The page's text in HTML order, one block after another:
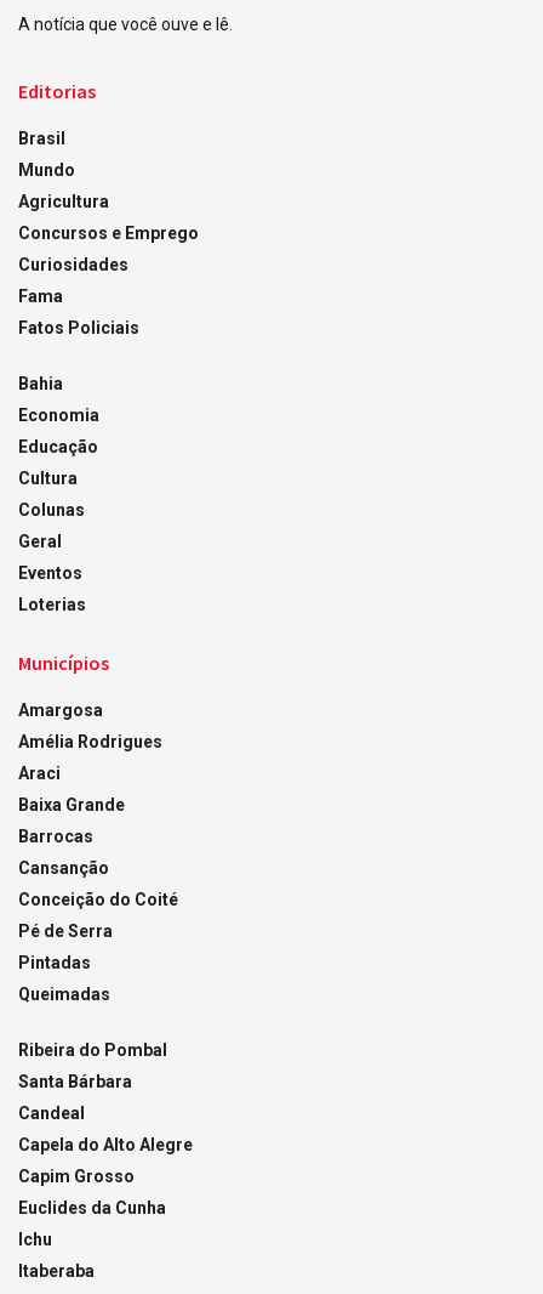
A notícia que você ouve e lê.
Editorias
Brasil
Mundo
Agricultura
Concursos e Emprego
Curiosidades
Fama
Fatos Policiais
Bahia
Economia
Educação
Cultura
Colunas
Geral
Eventos
Loterias
Municípios
Amargosa
Amélia Rodrigues
Araci
Baixa Grande
Barrocas
Cansanção
Conceição do Coité
Pé de Serra
Pintadas
Queimadas
Ribeira do Pombal
Santa Bárbara
Candeal
Capela do Alto Alegre
Capim Grosso
Euclides da Cunha
Ichu
Itaberaba